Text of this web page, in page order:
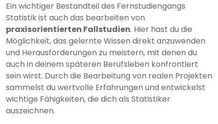
Ein wichtiger Bestandteil des Fernstudiengangs
Statistik ist auch das bearbeiten von
praxisorientierten Fallstudien. Hier hast du die
Möglichkeit, das gelernte Wissen direkt anzuwenden
und Herausforderungen zu meistern, mit denen du
auch in deinem späteren Berufsleben konfrontiert
sein wirst. Durch die Bearbeitung von realen Projekten
sammelst du wertvolle Erfahrungen und entwickelst
wichtige Fähigkeiten, die dich als Statistiker
auszeichnen.